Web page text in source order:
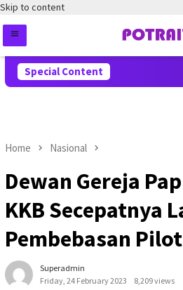
Skip to content
Special Content
Home Nasional
Dewan Gereja
KKB Secepatnya
Pembebasan
Superadmin
Friday, 24 February 2023
8,209 views